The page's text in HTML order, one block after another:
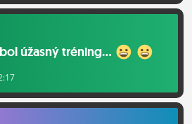
úžasný tréning...